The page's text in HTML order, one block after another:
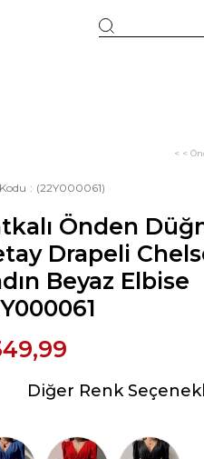
< <
(22Y000061)
Önden
Drapeli
Beyaz Elbise
Diğer Renk